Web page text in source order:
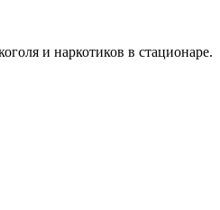
и наркотиков в стационаре.